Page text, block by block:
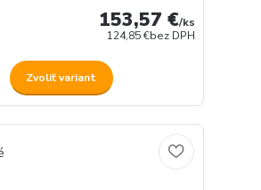
153,57 €/ks
124,85 €bez DPH
Zvoliť variant